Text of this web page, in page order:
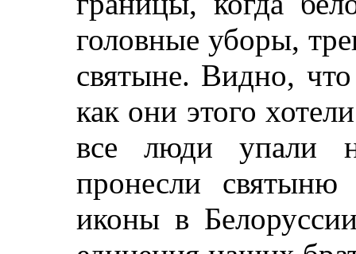
головные уборы,
святыне. Видно,
как они этого
все люди упали
пронесли
иконы в